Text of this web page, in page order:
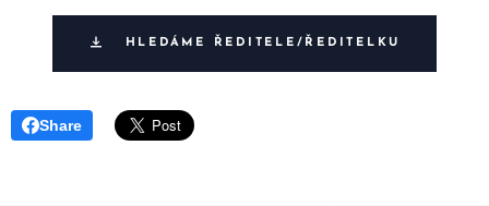
HLEDÁME ŘEDITELE/ŘEDITELKU
Share